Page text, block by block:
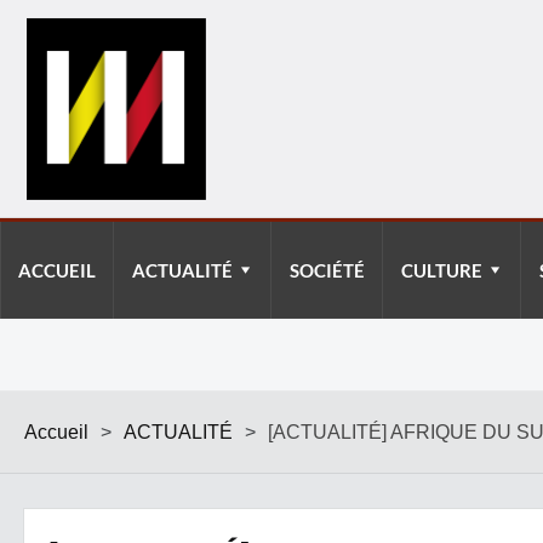
ACCUEIL ACTUALITÉ SOCIÉTÉ CULTURE
Accueil > ACTUALITÉ > [ACTUALITÉ] AFRIQUE DU